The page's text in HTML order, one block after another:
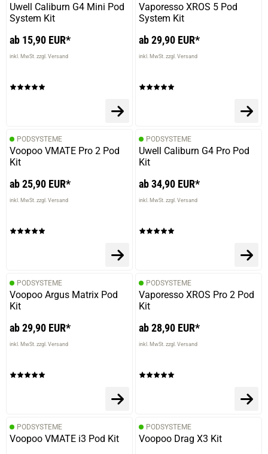
Uwell Caliburn G4 Mini Pod
System Kit
ab 15,90 EUR*
inkl. MwSt. zzgl. Versand
Vaporesso XROS 5 Pod
System Kit
ab 29,90 EUR*
inkl. MwSt. zzgl. Versand
PODSYSTEME
Voopoo VMATE Pro 2 Pod
Kit
ab 25,90 EUR*
inkl. MwSt. zzgl. Versand
PODSYSTEME
Uwell Caliburn G4 Pro Pod
Kit
ab 34,90 EUR*
inkl. MwSt. zzgl. Versand
PODSYSTEME
Voopoo Argus Matrix Pod
Kit
ab 29,90 EUR*
inkl. MwSt. zzgl. Versand
PODSYSTEME
Vaporesso XROS Pro 2 Pod
Kit
ab 28,90 EUR*
inkl. MwSt. zzgl. Versand
PODSYSTEME
Voopoo VMATE i3 Pod Kit
PODSYSTEME
Voopoo Drag X3 Kit